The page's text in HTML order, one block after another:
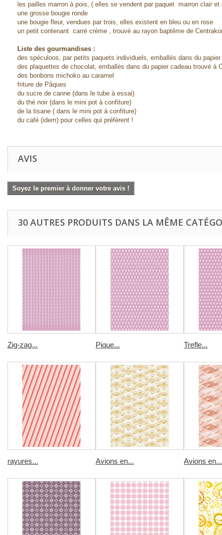
les pailles marron à pois, ( elles se vendent par paquet marron clair
une grosse bougie ronde
une bougie fleur, vendues par trois, elles existent en bleu ou en rose
un petit contenant carré crème , trouvé au rayon baptême de
Liste des gourmandises :
des spéculoos, par petits paquets individuels, emballés dans du
des plaquettes de chocolat, emballés dans du papier cadeau trouvé à
des bonbons michoko au caramel
friture de Pâques
du sucre de canne (dans le tube à essai)
du thé noir (dans le mini pot à confiture)
de la tisane ( dans le mini pot à confiture)
du café (idem) pour celles qui préfèrent !
AVIS
Soyez le premier à donner votre avis !
30 AUTRES PRODUITS DANS LA MÊME
Zig-zag... Pique... Trefle...
rayures... Avions en... Avions en...